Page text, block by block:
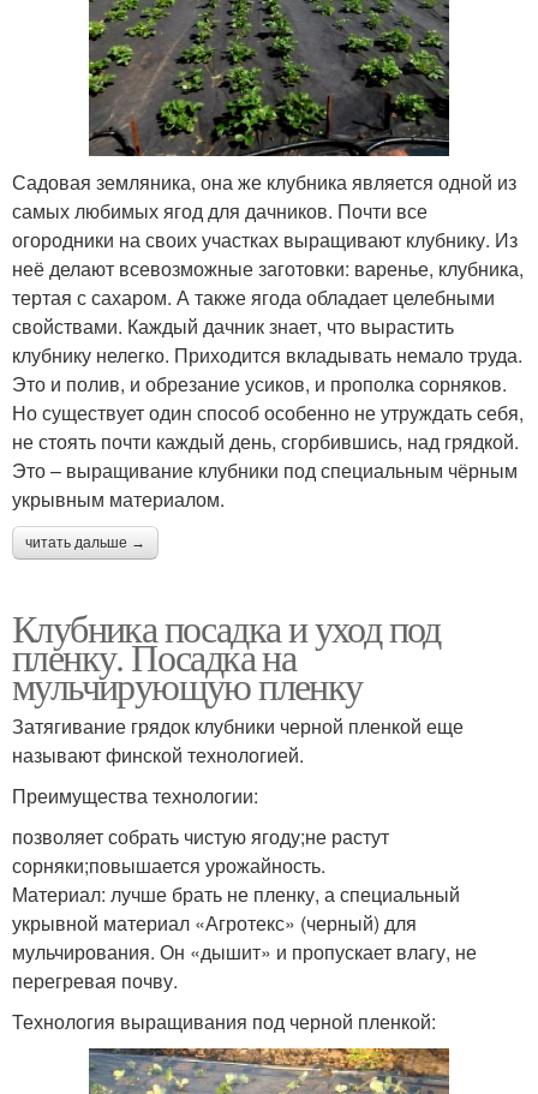
Садовая земляника, она же клубника является одной из
самых любимых ягод для дачников. Почти все
огородники на своих участках выращивают клубнику. Из
неё делают всевозможные заготовки: варенье, клубника,
тертая с сахаром. А также ягода обладает целебными
свойствами. Каждый дачник знает, что вырастить
клубнику нелегко. Приходится вкладывать немало труда.
Это и полив, и обрезание усиков, и прополка сорняков.
Но существует один способ особенно не утруждать себя,
не стоять почти каждый день, сгорбившись, над грядкой.
Это – выращивание клубники под специальным чёрным
укрывным материалом.
читать дальше →
Клубника посадка и уход под
пленку. Посадка на
мульчирующую пленку
Затягивание грядок клубники черной пленкой еще
называют финской технологией.
Преимущества технологии:
позволяет собрать чистую ягоду;не растут
сорняки;повышается урожайность.
Материал: лучше брать не пленку, а специальный
укрывной материал «Агротекс» (черный) для
мульчирования. Он «дышит» и пропускает влагу, не
перегревая почву.
Технология выращивания под черной пленкой: